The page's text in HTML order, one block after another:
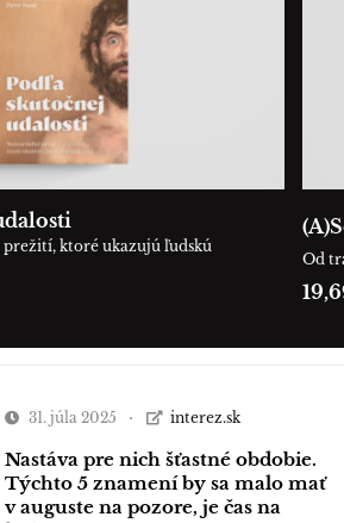
ktoré ukazujú ľudskú
Od
31. júla 2025 interez.sk
Nastáva pre nich šťastné obdobie.
Týchto 5 znamení by sa malo mať
v auguste na pozore, je čas na